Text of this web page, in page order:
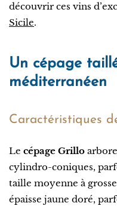
découvrir ces vins
Sicile.
Un cépage
méditerranéen
Caractéristiques
Le cépage Grillo
cylindro-coniques,
taille moyenne à
épaisse jaune doré,